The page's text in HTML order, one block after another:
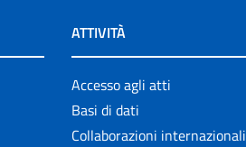
ATTIVITÀ
Accesso agli atti
Basi di dati
Collaborazioni internazionali